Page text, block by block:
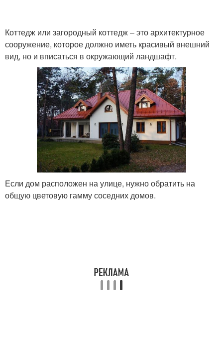
Коттедж или загородный коттедж – это архитектурное
сооружение, которое должно иметь красивый внешний
вид, но и вписаться в окружающий ландшафт.
Если дом расположен на улице, нужно обратить на
общую цветовую гамму соседних домов.